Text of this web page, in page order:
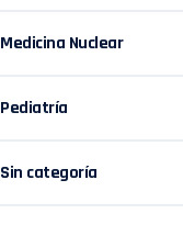
Medicina Nuclear
Pediatría
Sin categoría